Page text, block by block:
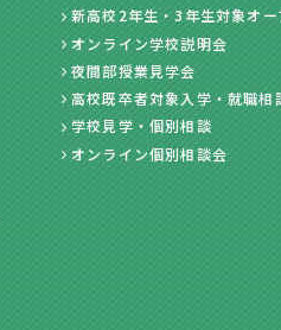
新高校2年生・3年生対象オ
オンライン学校説明会
夜間部授業見学会
高校既卒者対象入学・就職相
学校見学・個別相談
オンライン個別相談会